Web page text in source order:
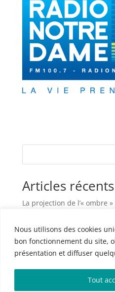
Nous utilisons des cookies
bon fonctionnement du site,
présentation et diffuser
Tout
Articles récents
La projection de l’« ombre
murs
L’art d’être parent
Le couple à l’épreuve de la